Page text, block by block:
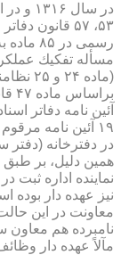
رسمی
مسأله تفكیك
(ماده ۲۴ و ۲۵ نظامنامه مزبور)
۱۹ آئین نامه
در دفترخانه (دفتر
نماینده اداره ثبت
نیز عهده دار بوده
معاونت در این
نامبرده هم معاون
مآلاً عهده دار